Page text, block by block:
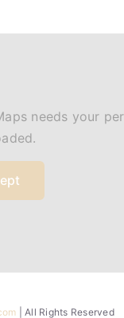
needs your
| All Rights Reserved